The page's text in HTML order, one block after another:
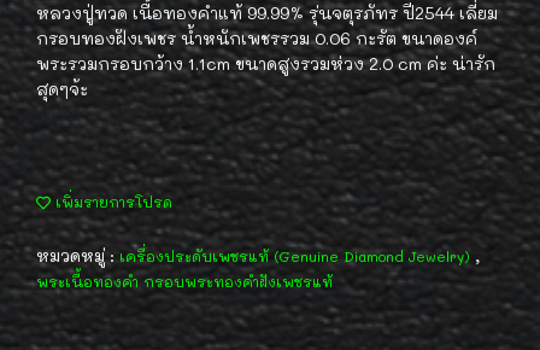
หลวงปู่ทวด เนื้อทองคำแท้ 99.99% รุ่นจตุรภัทร ปี2544 เลี่ยม
กรอบทองฝังเพชร น้ำหนักเพชรรวม 0.06 กะรัต ขนาดองค์
พระรวมกรอบกว้าง 1.1cm ขนาดสูงรวมห่วง 2.0 cm ค่ะ น่ารัก
สุดๆจ้ะ
เพิ่มรายการโปรด
หมวดหมู่ : เครื่องประดับเพชรแท้ (Genuine Diamond Jewelry) ,
พระเนื้อทองคำ กรอบพระทองคำฝังเพชรแท้